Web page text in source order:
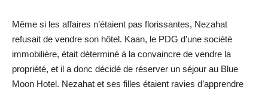
Même si les affaires n’étaient pas florissantes, Nezahat
refusait de vendre son hôtel. Kaan, le PDG d’une société
immobilière, était déterminé à la convaincre de vendre la
propriété, et il a donc décidé de réserver un séjour au Blue
Moon Hotel. Nezahat et ses filles étaient ravies d’apprendre